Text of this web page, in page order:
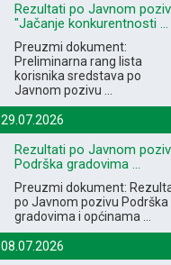
Rezultati po Javnom
"Jačanje konkurentnosti ...
Preuzmi dokument:
Preliminarna rang lista
korisnika sredstava po
Javnom pozivu ...
29.07.2026
Rezultati po Javnom
Podrška gradovima ...
Preuzmi dokument:
po Javnom pozivu Podrška
gradovima i općinama ...
08.07.2026